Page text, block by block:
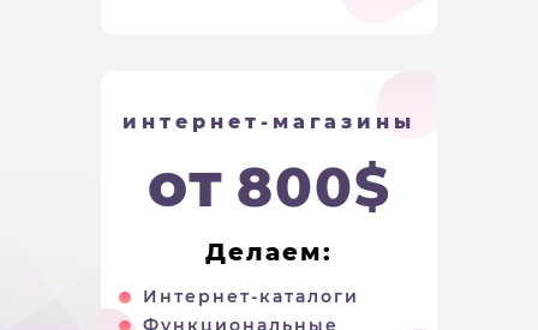
интернет-магазины
от 800$
Делаем:
Интернет-каталоги
Функциональные